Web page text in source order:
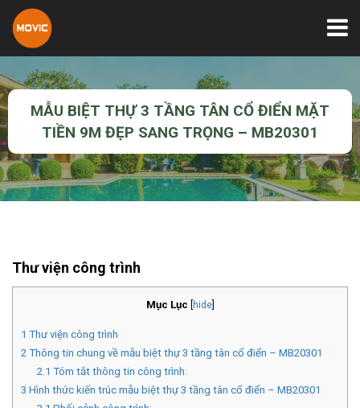
MẪU BIỆT THỰ 3 TẦNG TÂN CỔ ĐIỂN MẶT
TIỀN 9M ĐẸP SANG TRỌNG – MB20301
Thư viện công trình
Mục Lục hide]
1 Thư viện công trình
2 Thông tin chung về mẫu biệt thự 3 tầng tân cổ điển – MB20301
2.1 Tóm tắt thông tin công trình:
3 Hình thức kiến trúc mẫu biệt thự 3 tầng tân cổ điển – MB20301